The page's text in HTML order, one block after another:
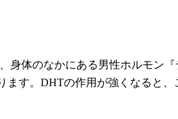
身体のなかにある男性ホルモン
す。DHTの作用が強くなると